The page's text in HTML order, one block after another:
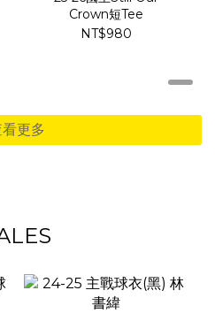
Crown短Tee
NT$980
更多